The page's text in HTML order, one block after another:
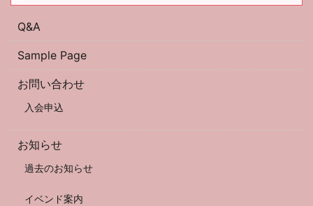
Q&A
Sample Page
お問い合わせ
入会申込
お知らせ
過去のお知らせ
イベンド案内